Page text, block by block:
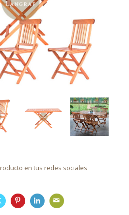
en tus redes sociales